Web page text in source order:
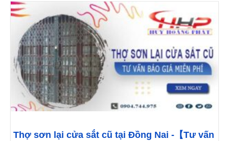
Thợ sơn lại cửa sắt cũ tại Đồng Nai -【Tư vấn